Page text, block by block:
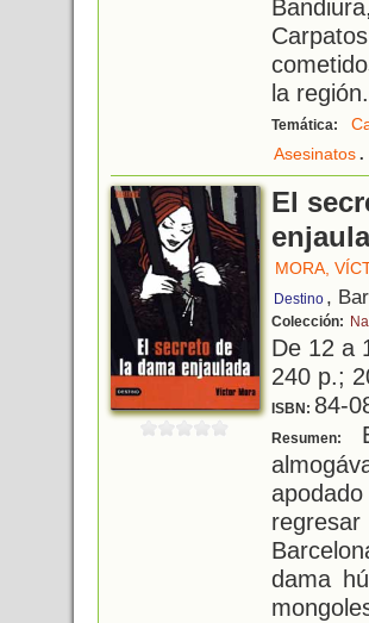
la región.
Temática:
Asesinatos.
El
MORA,
Destino ,
Colección:
De 12 a
240 p.;
ISBN: 84-
Resumen:
dama